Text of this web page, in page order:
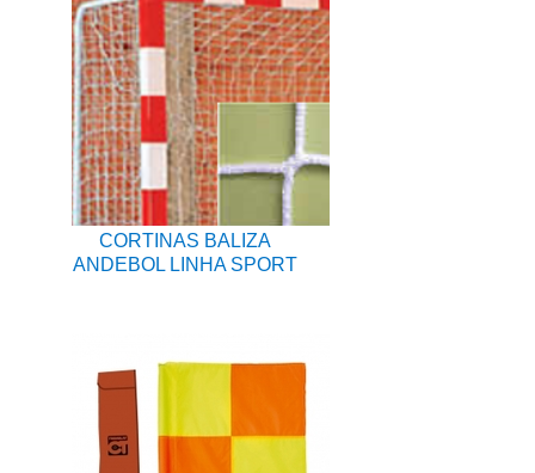
CORTINAS BALIZA
ANDEBOL LINHA SPORT